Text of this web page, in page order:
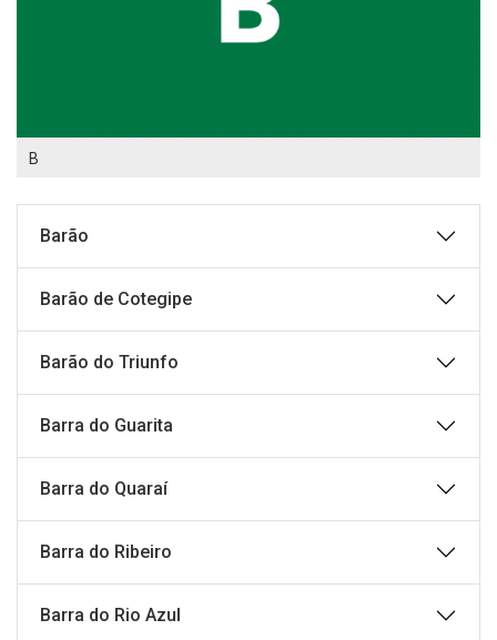
B
Barão
Barão de Cotegipe
Barão do Triunfo
Barra do Guarita
Barra do Quaraí
Barra do Ribeiro
Barra do Rio Azul